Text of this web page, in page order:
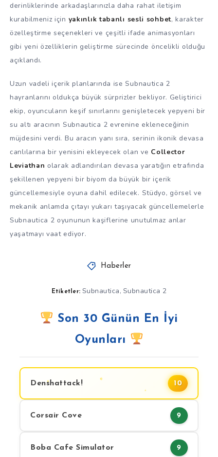
derinliklerinde arkadaşlarınızla daha rahat iletişim
kurabilmeniz için yakınlık tabanlı sesli sohbet, karakter
özelleştirme seçenekleri ve çeşitli ifade animasyonları
gibi yeni özelliklerin geliştirme sürecinde öncelikli olduğu
açıklandı.
Uzun vadeli içerik planlarında ise Subnautica 2
hayranlarını oldukça büyük sürprizler bekliyor. Geliştirici
ekip, oyuncuların keşif sınırlarını genişletecek yepyeni bir
su altı aracının Subnautica 2 evrenine ekleneceğinin
müjdesini verdi. Bu aracın yanı sıra, serinin ikonik devasa
canlılarına bir yenisini ekleyecek olan ve Collector
Leviathan olarak adlandırılan devasa yaratığın etrafında
şekillenen yepyeni bir biyom da büyük bir içerik
güncellemesiyle oyuna dahil edilecek. Stüdyo, görsel ve
mekanik anlamda çıtayı yukarı taşıyacak güncellemelerle
Subnautica 2 oyununun kaşiflerine unutulmaz anlar
yaşatmayı vaat ediyor.
Haberler
Etiketler: Subnautica, Subnautica 2
Son 30 Günün En İyi
Oyunları
Denshattack! 10
Corsair Cove 9
Boba Cafe Simulator 9